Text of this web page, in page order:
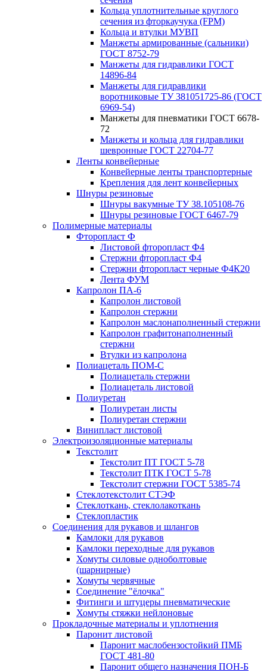
Кольца уплотнительные круглого
сечения из фторкаучука (FPM)
Кольца и втулки МУВП
Манжеты армированные (сальники)
ГОСТ 8752-79
Манжеты для гидравлики ГОСТ
14896-84
Манжеты для гидравлики
воротниковые ТУ 381051725-86 (ГОСТ
6969-54)
Манжеты для пневматики ГОСТ 6678-
72
Манжеты и кольца для гидравлики
шевронные ГОСТ 22704-77
Ленты конвейерные
Конвейерные ленты транспортерные
Крепления для лент конвейерных
Шнуры резиновые
Шнуры вакумные ТУ 38.105108-76
Шнуры резиновые ГОСТ 6467-79
Полимерные материалы
Фторопласт Ф
Листовой фторопласт Ф4
Стержни фторопласт Ф4
Стержни фторопласт черные Ф4К20
Лента ФУМ
Капролон ПА-6
Капролон листовой
Капролон стержни
Капролон маслонаполненный стержни
Капролон графитонаполненный
стержни
Втулки из капролона
Полиацеталь ПОМ-С
Полиацеталь стержни
Полиацеталь листовой
Полиуретан
Полиуретан листы
Полиуретан стержни
Винипласт листовой
Электроизоляционные материалы
Текстолит
Текстолит ПТ ГОСТ 5-78
Текстолит ПТК ГОСТ 5-78
Текстолит стержни ГОСТ 5385-74
Стеклотекстолит СТЭФ
Стеклоткань, стеклолакоткань
Стеклопластик
Соединения для рукавов и шлангов
Камлоки для рукавов
Камлоки переходные для рукавов
Хомуты силовые одноболтовые
(шарнирные)
Хомуты червячные
Соединение "ёлочка"
Фитинги и штуцеры пневматические
Хомуты стяжки нейлоновые
Прокладочные материалы и уплотнения
Паронит листовой
Паронит маслобензостойкий ПМБ
ГОСТ 481-80
Паронит общего назначения ПОН-Б